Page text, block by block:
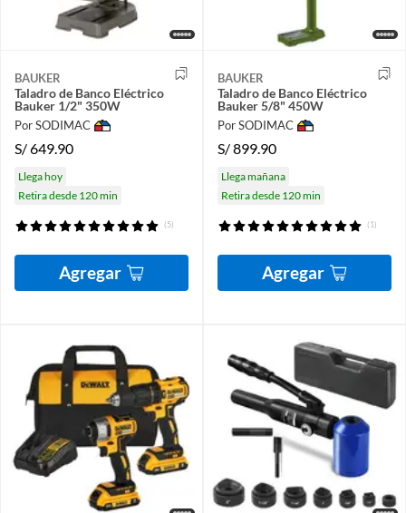
BAUKER
Taladro de Banco Eléctrico
Bauker 1/2" 350W
Por SODIMAC
S/649.90
Llega hoy
Retira desde 120 min
(5)
Agregar
BAUKER
Taladro de Banco Eléctrico
Bauker 5/8" 450W
Por SODIMAC
S/899.90
Llega mañana
Retira desde 120 min
(1)
Agregar